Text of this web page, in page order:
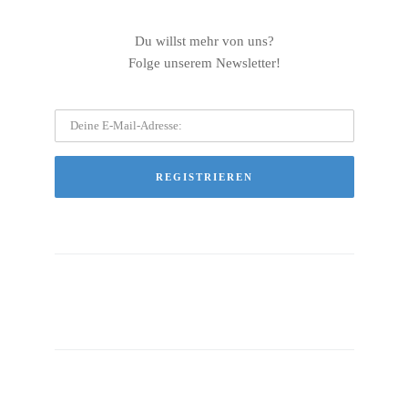
Du willst mehr von uns?
Folge unserem Newsletter!